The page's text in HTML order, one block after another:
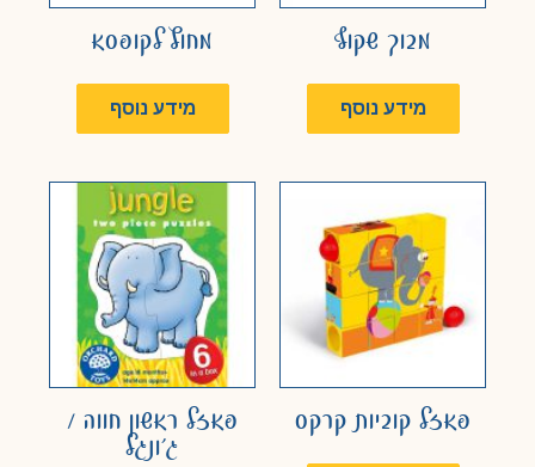
מבוך שקוף
מידע נוסף
מחוץ לקופסא
מידע נוסף
פאזל קוביות קרקס פאזל ראשון חווה /
ג'ונגל